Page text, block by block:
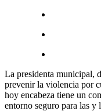
La presidenta municipal,
prevenir la violencia por
hoy encabeza tiene un
entorno seguro para las y